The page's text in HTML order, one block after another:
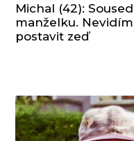
Michal (42):
manželku.
postavit zeď